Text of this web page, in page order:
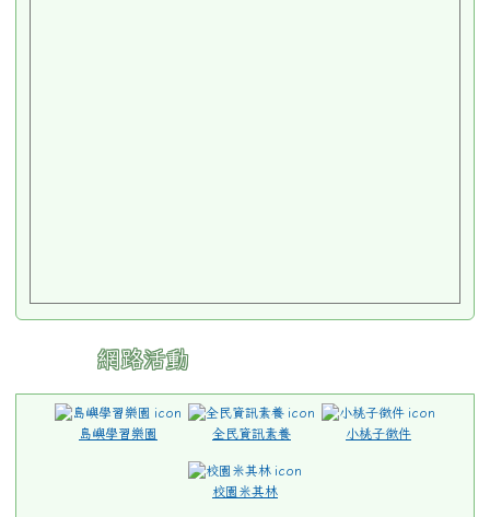
網路活動
島嶼學習樂園 全民資訊素養 小桃子徵件
校園米其林